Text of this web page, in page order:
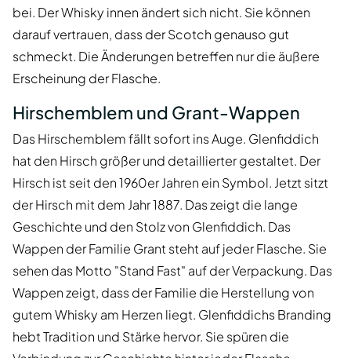
bei. Der Whisky innen ändert sich nicht. Sie können
darauf vertrauen, dass der Scotch genauso gut
schmeckt. Die Änderungen betreffen nur die äußere
Erscheinung der Flasche.
Hirschemblem und Grant-Wappen
Das Hirschemblem fällt sofort ins Auge. Glenfiddich
hat den Hirsch größer und detaillierter gestaltet. Der
Hirsch ist seit den 1960er Jahren ein Symbol. Jetzt sitzt
der Hirsch mit dem Jahr 1887. Das zeigt die lange
Geschichte und den Stolz von Glenfiddich. Das
Wappen der Familie Grant steht auf jeder Flasche. Sie
sehen das Motto "Stand Fast" auf der Verpackung. Das
Wappen zeigt, dass der Familie die Herstellung von
gutem Whisky am Herzen liegt. Glenfiddichs Branding
hebt Tradition und Stärke hervor. Sie spüren die